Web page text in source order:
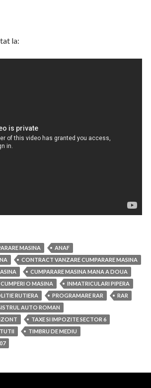
la:
MASINA
ANAF
CONTRACT VANZARE CUMPARARE MASINA
CUMPARARE MASINA MANA A DOUA
CUMPERI O MASINA
INMATRICULARI PIPERA
RUTIERA PROGRAMARE RAR
RAR
AUTO ROMAN
TAXE SI IMPOZITE SECTOR 6
TIMBRU DE MEDIU